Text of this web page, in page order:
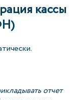
кассы
отчет